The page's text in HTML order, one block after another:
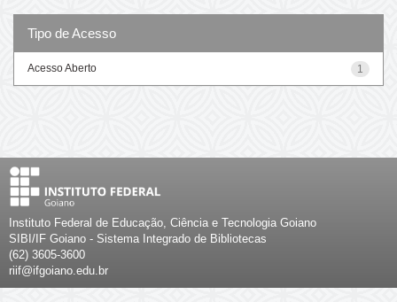
Tipo de Acesso
1
Acesso Aberto
Instituto Federal de Educação, Ciência e Tecnologia Goiano
SIBI/IF Goiano - Sistema Integrado de Bibliotecas
(62) 3605-3600
riif@ifgoiano.edu.br